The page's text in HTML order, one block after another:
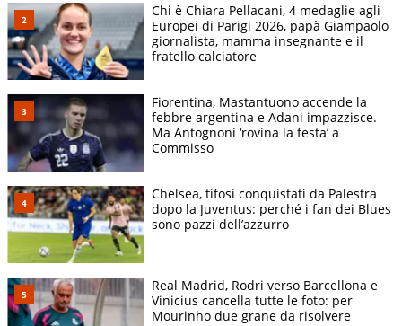
Chi è Chiara Pellacani, 4 medaglie agli
Europei di Parigi 2026, papà Giampaolo
giornalista, mamma insegnante e il
fratello calciatore
Fiorentina, Mastantuono accende la
febbre argentina e Adani impazzisce.
Ma Antognoni ‘rovina la festa’ a
Commisso
Chelsea, tifosi conquistati da Palestra
dopo la Juventus: perché i fan dei Blues
sono pazzi dell’azzurro
Real Madrid, Rodri verso Barcellona e
Vinicius cancella tutte le foto: per
Mourinho due grane da risolvere